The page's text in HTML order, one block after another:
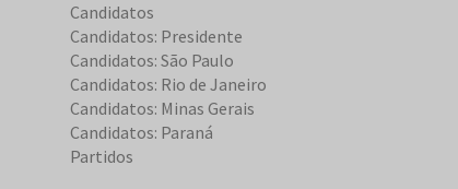
Candidatos
Candidatos: Presidente
Candidatos: São Paulo
Candidatos: Rio de Janeiro
Candidatos: Minas Gerais
Candidatos: Paraná
Partidos